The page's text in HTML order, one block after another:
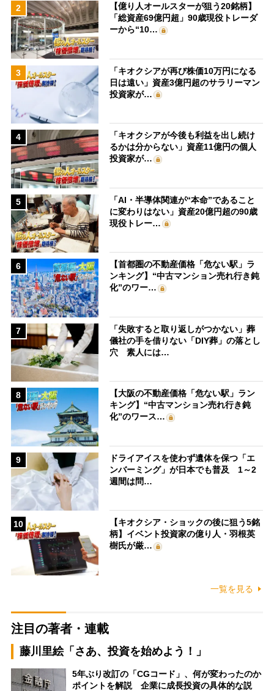
2
【億り人オールスターが狙う20銘柄】
「総資産69億円超」90歳現役トレーダ
ーから“10…
3
「キオクシアが再び株価10万円になる
日は遠い」資産3億円超のサラリーマン
投資家が…
4
「キオクシアが今後も利益を出し続け
るかは分からない」資産11億円の個人
投資家が…
5
「AI・半導体関連が“本命”であること
に変わりはない」資産20億円超の90歳
現役トレー…
6
【首都圏の不動産価格「危ない駅」ラ
ンキング】“中古マンション売れ行き鈍
化”のワー…
7
「失敗すると取り返しがつかない」葬
儀社の手を借りない「DIY葬」の落とし
穴 素人には…
8
【大阪の不動産価格「危ない駅」ラン
キング】“中古マンション売れ行き鈍
化”のワース…
9
ドライアイスを使わず遺体を保つ「エ
ンバーミング」が日本でも普及 1～2
週間は問…
10
【キオクシア・ショックの後に狙う5銘
柄】イベント投資家の億り人・羽根英
樹氏が厳…
一覧を見る
注目の著者・連載
藤川里絵「さあ、投資を始めよう！」
5年ぶり改訂の「CGコード」、何が変わったのか
ポイントを解説 企業に成長投資の具体的な説